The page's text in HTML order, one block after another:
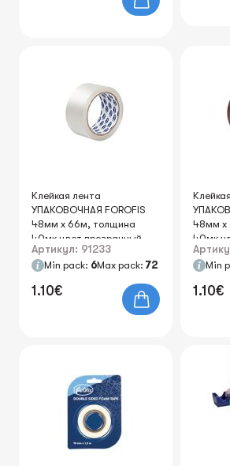
Клейкая лента
УПАКОВОЧНАЯ FOROFIS
48мм х 66м, толщина
40мк цвет прозрачный
Артикул: 91233
Min pack: 6Max pack: 72
1.10€
48мм х
40мк
Min
1.10€